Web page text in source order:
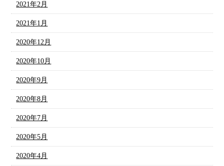
2021年2月
2021年1月
2020年12月
2020年10月
2020年9月
2020年8月
2020年7月
2020年5月
2020年4月